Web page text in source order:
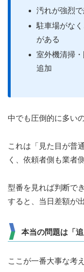
汚れが強烈
駐車場がな
がある
室外機清掃
追加
中でも圧倒的に多い
これは「見た目が普
く、依頼者側も業者
型番を見れば判断で
すると、当日差額が
本当の問題は「
ここが一番大事な考